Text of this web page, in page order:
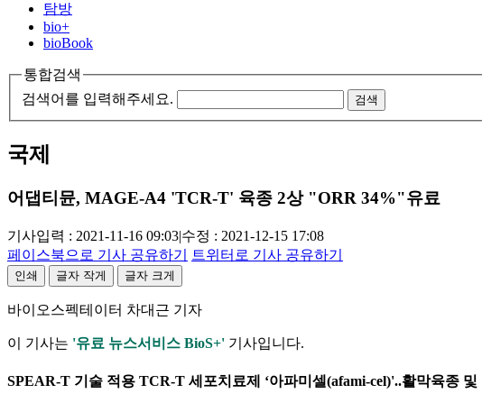
탐방
bio+
bioBook
통합검색
검색어를 입력해주세요.
검색
국제
어댑티뮨, MAGE-A4 'TCR-T' 육종 2상 "ORR 34%"유료
기사입력 : 2021-11-16 09:03|수정 : 2021-12-15 17:08
페이스북으로 기사 공유하기
트위터로 기사 공유하기
인쇄 글자 작게 글자 크게
바이오스펙테이터 차대근 기자
이 기사는 '유료 뉴스서비스 BioS+' 기사입니다.
SPEAR-T 기술 적용 TCR-T 세포치료제 ‘아파미셀(afami-cel)'..활막육종